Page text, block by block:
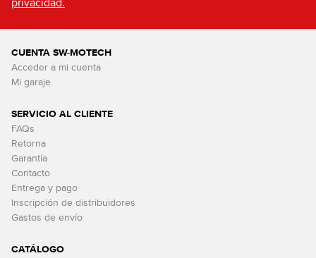
privacidad.
CUENTA SW-MOTECH
Acceder a mi cuenta
Mi garaje
SERVICIO AL CLIENTE
FAQs
Retorna
Garantía
Contacto
Entrega y pago
Inscripción de distribuidores
Gastos de envío
CATÁLOGO